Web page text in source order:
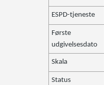
Registreringer
ESPD-tjeneste
Første
udgivelsesdato
Skala
Status